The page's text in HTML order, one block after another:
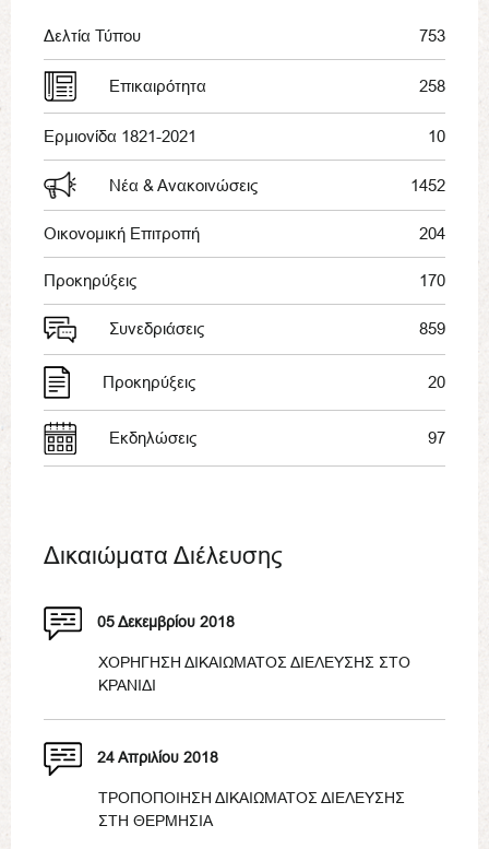
Δελτία Τύπου 753
Επικαιρότητα 258
Ερμιονίδα 1821-2021 10
Νέα & Ανακοινώσεις 1452
Οικονομική Επιτροπή 204
Προκηρύξεις 170
Συνεδριάσεις 859
Προκηρύξεις 20
Εκδηλώσεις 97
Δικαιώματα Διέλευσης
05 Δεκεμβρίου 2018
ΧΟΡΗΓΗΣΗ ΔΙΚΑΙΩΜΑΤΟΣ ΔΙΕΛΕΥΣΗΣ ΣΤΟ
ΚΡΑΝΙΔΙ
24 Απριλίου 2018
ΤΡΟΠΟΠΟΙΗΣΗ ΔΙΚΑΙΩΜΑΤΟΣ ΔΙΕΛΕΥΣΗΣ
ΣΤΗ ΘΕΡΜΗΣΙΑ